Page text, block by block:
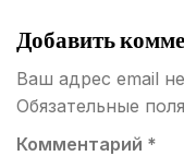
Добавить
Ваш адрес email
Обязательные
Комментарий *